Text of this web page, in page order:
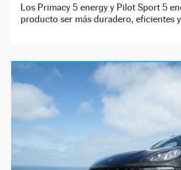
Los Primacy 5 energy y Pilot Sport 5
producto ser más duradero, eficientes